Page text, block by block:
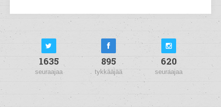
1635
seuraajaa
895
tykkääjää
620
seuraajaa